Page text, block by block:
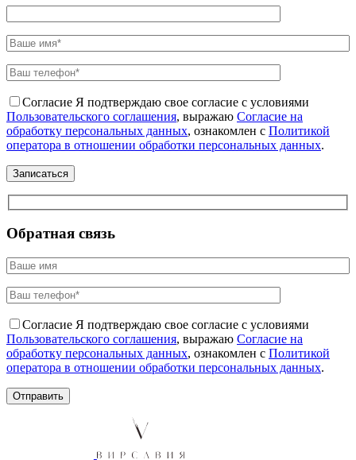
Согласие Я подтверждаю свое согласие с условиями
Пользовательского соглашения, выражаю Согласие на
обработку персональных данных, ознакомлен с Политикой
оператора в отношении обработки персональных данных.
Обратная связь
Согласие Я подтверждаю свое согласие с условиями
Пользовательского соглашения, выражаю Согласие на
обработку персональных данных, ознакомлен с Политикой
оператора в отношении обработки персональных данных.